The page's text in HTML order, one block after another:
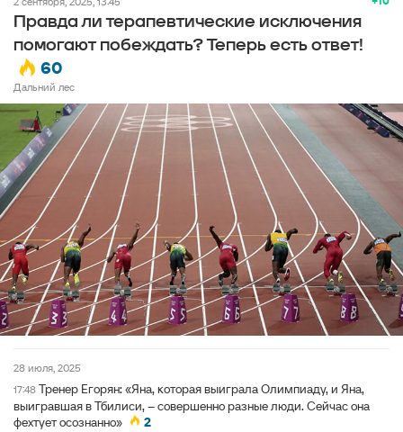
Правда ли терапевтические исключения
помогают побеждать? Теперь есть ответ!
60
Дальний лес
28 июля, 2025
17:48 Тренер Егорян: «Яна, которая выиграла Олимпиаду, и Яна,
выигравшая в Тбилиси, – совершенно разные люди. Сейчас она
фехтует осознанно»
2